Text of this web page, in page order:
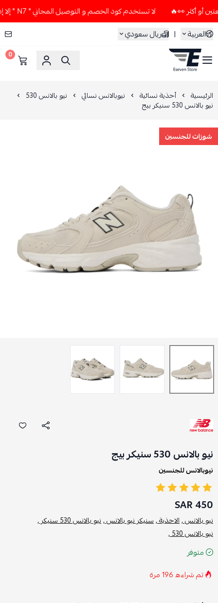
لا تستخدم كود الخصم و التوصيل المجاني " N7 " إلا إذا طلبت قطعتين أو أكثر 👀🔥
العربية
| ريال سعودي
ESEVEN STORE
0
الرئيسية أحذية نسائية نيوبالانس نسائي نيو بالانس 530
نيو بالانس 530 سنيكر بيج
شوزات للجنسين
نيو بالانس 530 سنيكر بيج
نيوبالانس للجنسين
450 SAR
نيو بالانس ,الاحذية ,سنيكر نيو بالانس ,نيو بالانس 530 سنيكر ,
نيو بالانس 530 ,
متوفر
تم شراءه196مرة